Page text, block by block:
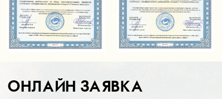
ОНЛАЙН ЗАЯВКА